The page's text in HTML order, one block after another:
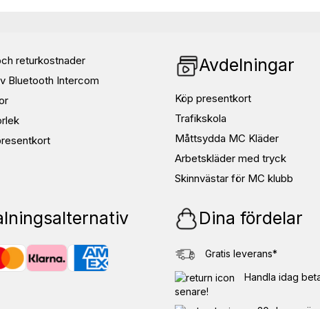
beställas som vanlig storlek.
en tilläggskostnad på
ifrån sharkspeed efter
beroende på
returkostnader
Bluetooth Intercom
Avdelningar
Köp presentkort
Trafikskola
Måttsydda MC Kläder
Arbetskläder med tryck
Skinnvästar för MC klubb
Dina fördelar
Gratis leverans*
Handla idag
senare!